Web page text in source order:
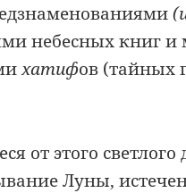
небесных книг
хатифов (тайных
от этого светлого
Луны,